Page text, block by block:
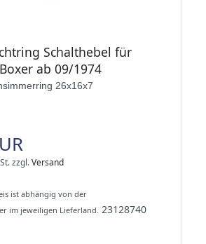
Schalthebel für
ab 09/1974
26x16x7
zzgl.Versand
ist abhängig von der
im jeweiligen Lieferland. 23128740